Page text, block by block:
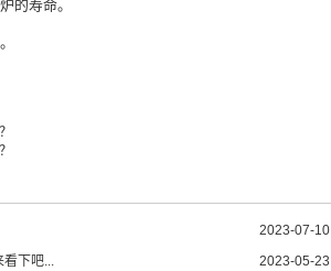
寿命。
2023-07-10
看下吧... 2023-05-23